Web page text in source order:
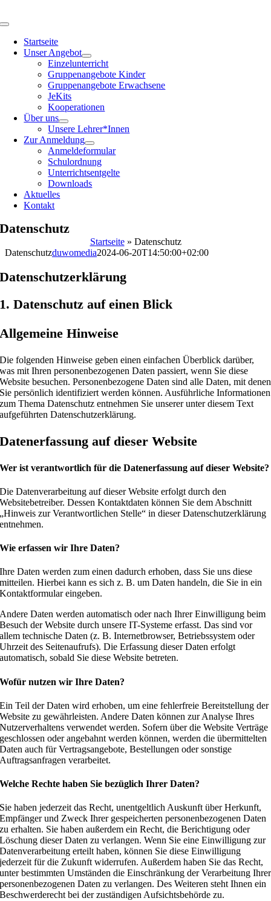
Inhalt
Toggle
NavigationStartseite
Unser Angebot
Einzelunterricht
Gruppenangebote Kinder
Gruppenangebote Erwachsene
JeKits
Kooperationen
Über uns
Unsere Lehrer*Innen
Zur Anmeldung
Anmeldeformular
Schulordnung
Unterrichtsentgelte
Downloads
Aktuelles
Kontakt
Datenschutz
Startseite» Datenschutz
Datenschutzduwomedia2024-06-20T14:50:00+02:00
Datenschutz­erklärung
1. Datenschutz auf einen Blick
Allgemeine Hinweise
Die folgenden Hinweise geben einen einfachen Überblick darüber,
was mit Ihren personenbezogenen Daten passiert, wenn Sie diese
Website besuchen. Personenbezogene Daten sind alle Daten, mit denen
Sie persönlich identifiziert werden können. Ausführliche Informationen
zum Thema Datenschutz entnehmen Sie unserer unter diesem Text
aufgeführten Datenschutzerklärung.
Datenerfassung auf dieser Website
Wer ist verantwortlich für die Datenerfassung auf dieser Website?
Die Datenverarbeitung auf dieser Website erfolgt durch den
Websitebetreiber. Dessen Kontaktdaten können Sie dem Abschnitt
„Hinweis zur Verantwortlichen Stelle“ in dieser Datenschutzerklärung
entnehmen.
Wie erfassen wir Ihre Daten?
Ihre Daten werden zum einen dadurch erhoben, dass Sie uns diese
mitteilen. Hierbei kann es sich z. B. um Daten handeln, die Sie in ein
Kontaktformular eingeben.
Andere Daten werden automatisch oder nach Ihrer Einwilligung beim
Besuch der Website durch unsere IT-Systeme erfasst. Das sind vor
allem technische Daten (z. B. Internetbrowser, Betriebssystem oder
Uhrzeit des Seitenaufrufs). Die Erfassung dieser Daten erfolgt
automatisch, sobald Sie diese Website betreten.
Wofür nutzen wir Ihre Daten?
Ein Teil der Daten wird erhoben, um eine fehlerfreie Bereitstellung der
Website zu gewährleisten. Andere Daten können zur Analyse Ihres
Nutzerverhaltens verwendet werden. Sofern über die Website Verträge
geschlossen oder angebahnt werden können, werden die übermittelten
Daten auch für Vertragsangebote, Bestellungen oder sonstige
Auftragsanfragen verarbeitet.
Welche Rechte haben Sie bezüglich Ihrer Daten?
Sie haben jederzeit das Recht, unentgeltlich Auskunft über Herkunft,
Empfänger und Zweck Ihrer gespeicherten personenbezogenen Daten
zu erhalten. Sie haben außerdem ein Recht, die Berichtigung oder
Löschung dieser Daten zu verlangen. Wenn Sie eine Einwilligung zur
Datenverarbeitung erteilt haben, können Sie diese Einwilligung
jederzeit für die Zukunft widerrufen. Außerdem haben Sie das Recht,
unter bestimmten Umständen die Einschränkung der Verarbeitung Ihrer
personenbezogenen Daten zu verlangen. Des Weiteren steht Ihnen ein
Beschwerderecht bei der zuständigen Aufsichtsbehörde zu.